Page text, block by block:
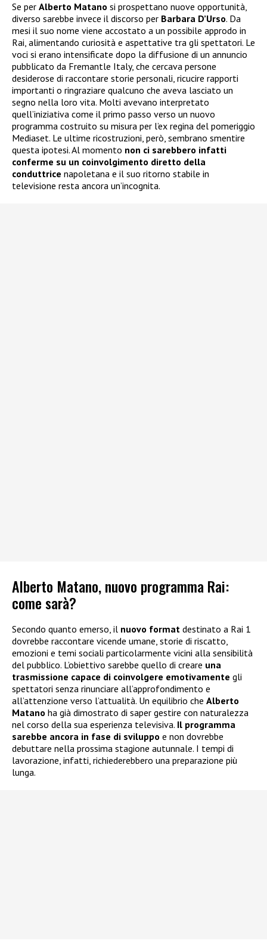
Se per Alberto Matano si prospettano nuove opportunità,
diverso sarebbe invece il discorso per Barbara D’Urso. Da
mesi il suo nome viene accostato a un possibile approdo in
Rai, alimentando curiosità e aspettative tra gli spettatori. Le
voci si erano intensificate dopo la diffusione di un annuncio
pubblicato da Fremantle Italy, che cercava persone
desiderose di raccontare storie personali, ricucire rapporti
importanti o ringraziare qualcuno che aveva lasciato un
segno nella loro vita. Molti avevano interpretato
quell’iniziativa come il primo passo verso un nuovo
programma costruito su misura per l’ex regina del pomeriggio
Mediaset. Le ultime ricostruzioni, però, sembrano smentire
questa ipotesi. Al momento non ci sarebbero infatti
conferme su un coinvolgimento diretto della
conduttrice napoletana e il suo ritorno stabile in
televisione resta ancora un’incognita.
Alberto Matano, nuovo programma Rai:
come sarà?
Secondo quanto emerso, il nuovo format destinato a Rai 1
dovrebbe raccontare vicende umane, storie di riscatto,
emozioni e temi sociali particolarmente vicini alla sensibilità
del pubblico. L’obiettivo sarebbe quello di creare una
trasmissione capace di coinvolgere emotivamente gli
spettatori senza rinunciare all’approfondimento e
all’attenzione verso l’attualità. Un equilibrio che Alberto
Matano ha già dimostrato di saper gestire con naturalezza
nel corso della sua esperienza televisiva. Il programma
sarebbe ancora in fase di sviluppo e non dovrebbe
debuttare nella prossima stagione autunnale. I tempi di
lavorazione, infatti, richiederebbero una preparazione più
lunga.